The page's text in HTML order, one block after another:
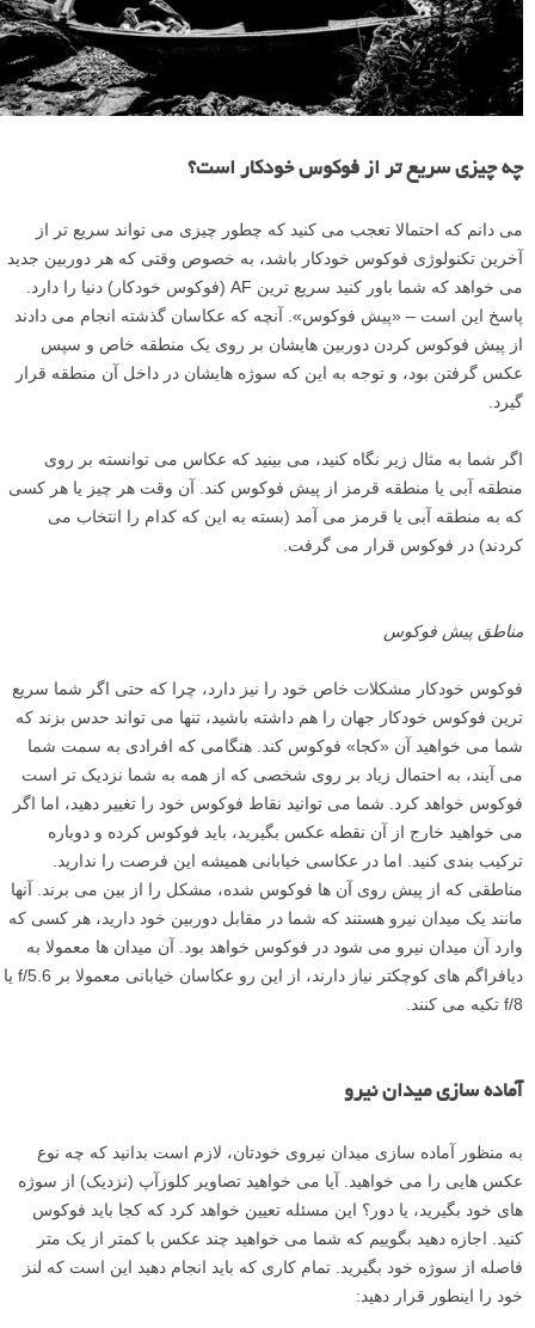
چه چیزی سریع تر از فوکوس خودکار است؟
می دانم که احتمالا تعجب می کنید که چطور چیزی می تواند سریع تر از
آخرین تکنولوژی فوکوس خودکار باشد، به خصوص وقتی که هر دوربین جدید
می خواهد که شما باور کنید سریع ترین AF (فوکوس خودکار) دنیا را دارد.
پاسخ این است – «پیش فوکوس». آنچه که عکاسان گذشته انجام می دادند
از پیش فوکوس کردن دوربین هایشان بر روی یک منطقه خاص و سپس
عکس گرفتن بود، و توجه به این که سوژه هایشان در داخل آن منطقه قرار
گیرد.
اگر شما به مثال زیر نگاه کنید، می بینید که عکاس می توانسته بر روی
منطقه آبی یا منطقه قرمز از پیش فوکوس کند. آن وقت هر چیز یا هر کسی
که به منطقه آبی یا قرمز می آمد (بسته به این که کدام را انتخاب می
کردند) در فوکوس قرار می گرفت.
مناطق پیش فوکوس
فوکوس خودکار مشکلات خاص خود را نیز دارد، چرا که حتی اگر شما سریع
ترین فوکوس خودکار جهان را هم داشته باشید، تنها می تواند حدس بزند که
شما می خواهید آن «کجا» فوکوس کند. هنگامی که افرادی به سمت شما
می آیند، به احتمال زیاد بر روی شخصی که از همه به شما نزدیک تر است
فوکوس خواهد کرد. شما می توانید نقاط فوکوس خود را تغییر دهید، اما اگر
می خواهید خارج از آن نقطه عکس بگیرید، باید فوکوس کرده و دوباره
ترکیب بندی کنید. اما در عکاسی خیابانی همیشه این فرصت را ندارید.
مناطقی که از پیش روی آن ها فوکوس شده، مشکل را از بین می برند. آنها
مانند یک میدان نیرو هستند که شما در مقابل دوربین خود دارید، هر کسی که
وارد آن میدان نیرو می شود در فوکوس خواهد بود. آن میدان ها معمولا به
دیافراگم های کوچکتر نیاز دارند، از این رو عکاسان خیابانی معمولا بر f/5.6 یا
f/8 تکیه می کنند.
آماده سازی میدان نیرو
به منظور آماده سازی میدان نیروی خودتان، لازم است بدانید که چه نوع
عکس هایی را می خواهید. آیا می خواهید تصاویر کلوزآپ (نزدیک) از سوژه
های خود بگیرید، یا دور؟ این مسئله تعیین خواهد کرد که کجا باید فوکوس
کنید. اجازه دهید بگوییم که شما می خواهید چند عکس با کمتر از یک متر
فاصله از سوژه خود بگیرید. تمام کاری که باید انجام دهید این است که لنز
خود را اینطور قرار دهید: